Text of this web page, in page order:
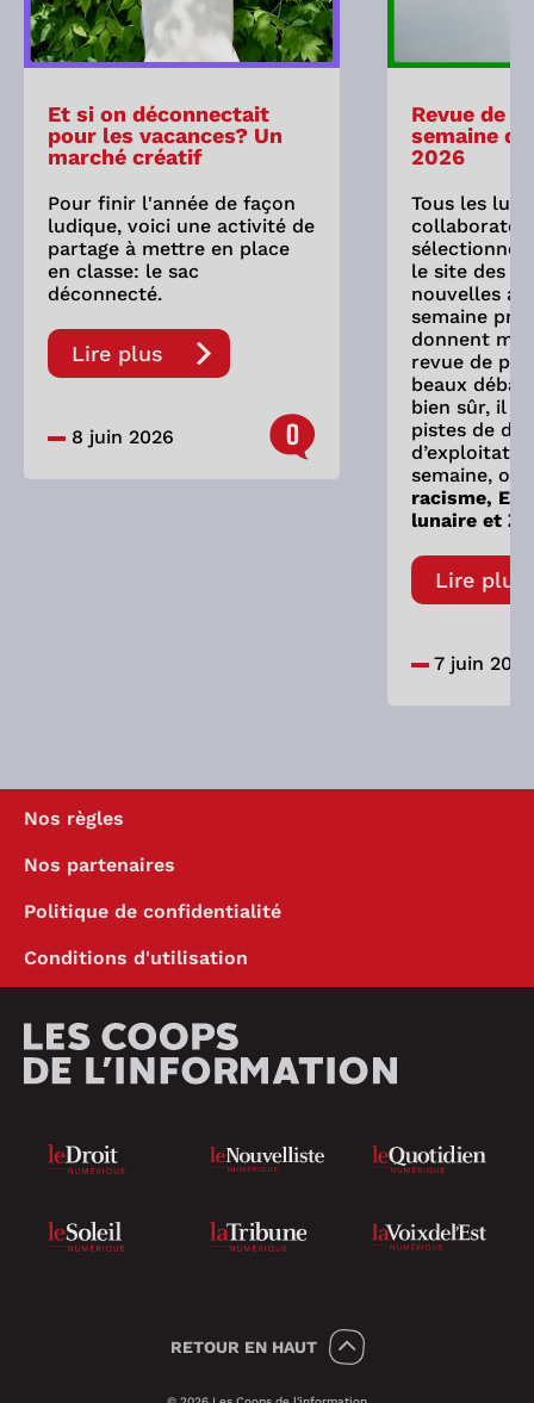
Et si on déconnectait
pour les vacances? Un
marché créatif
Pour finir l'année de façon
ludique, voici une activité de
partage à mettre en place
en classe: le sac
déconnecté.
Lire plus
8 juin 2026 0
Revue de
semaine
2026
Tous les
sélectionne
le site des
nouvelles
semaine
donnent
revue de
beaux
bien sûr, il
pistes de
semaine, on
racisme,
lunaire et
Lire plus
7 juin
Nos règles
Nos partenaires
Politique de confidentialité
Conditions d'utilisation
RETOUR EN HAUT